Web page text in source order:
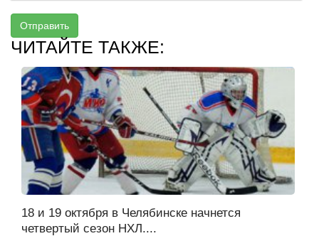
Отправить
ЧИТАЙТЕ ТАКЖЕ:
18 и 19 октября в Челябинске начнется
четвертый сезон НХЛ....